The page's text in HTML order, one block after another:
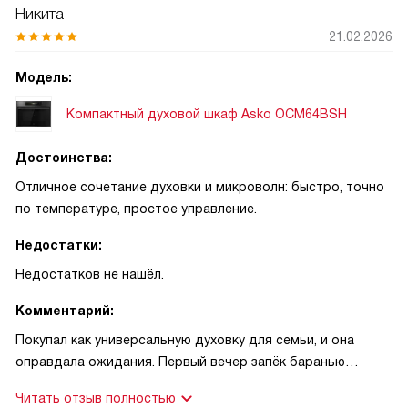
Никита
21.02.2026
Модель:
Компактный духовой шкаф Asko OCM64BSH
Достоинства:
Отличное сочетание духовки и микроволн: быстро, точно
по температуре, простое управление.
Недостатки:
Недостатков не нашёл.
Комментарий:
Покупал как универсальную духовку для семьи, и она
оправдала ожидания. Первый вечер запёк баранью
Читать отзыв полностью